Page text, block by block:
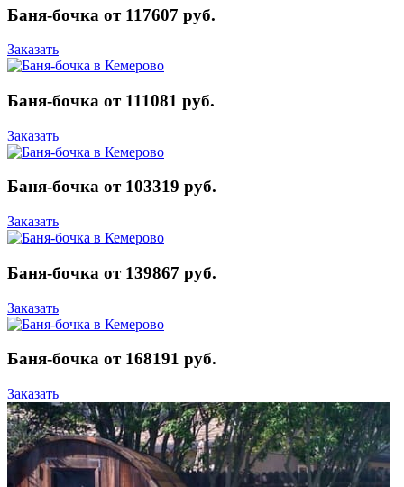
Баня-бочка от 117607 руб.
Заказать
Баня-бочка от 111081 руб.
Заказать
Баня-бочка от 103319 руб.
Заказать
Баня-бочка от 139867 руб.
Заказать
Баня-бочка от 168191 руб.
Заказать